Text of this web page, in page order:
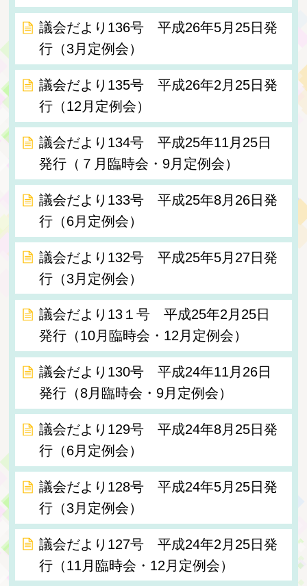
議会だより136号 平成26年5月25日発
行（3月定例会）
議会だより135号 平成26年2月25日発
行（12月定例会）
議会だより134号 平成25年11月25日
発行（７月臨時会・9月定例会）
議会だより133号 平成25年8月26日発
行（6月定例会）
議会だより132号 平成25年5月27日発
行（3月定例会）
議会だより13１号 平成25年2月25日
発行（10月臨時会・12月定例会）
議会だより130号 平成24年11月26日
発行（8月臨時会・9月定例会）
議会だより129号 平成24年8月25日発
行（6月定例会）
議会だより128号 平成24年5月25日発
行（3月定例会）
議会だより127号 平成24年2月25日発
行（11月臨時会・12月定例会）